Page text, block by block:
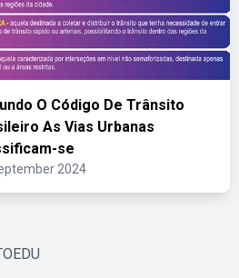
O Código De Trânsito
As Vias Urbanas
se
2024